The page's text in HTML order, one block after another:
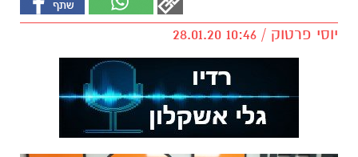
יוסי פרטוק / 10:46 28.01.20